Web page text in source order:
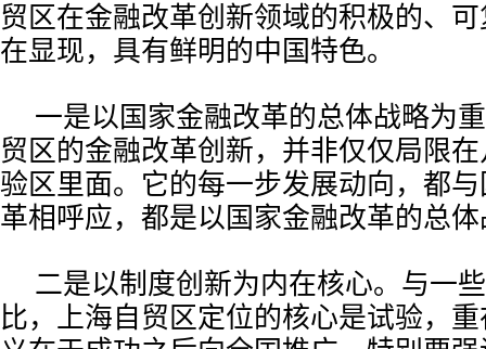
贸区在金融改革创新领域的积极的、
在显现，具有鲜明的中国特色。
一是以国家金融改革的总体战略为
贸区的金融改革创新，并非仅仅局限
验区里面。它的每一步发展动向，都
革相呼应，都是以国家金融改革的总
二是以制度创新为内在核心。与一
比，上海自贸区定位的核心是试验，